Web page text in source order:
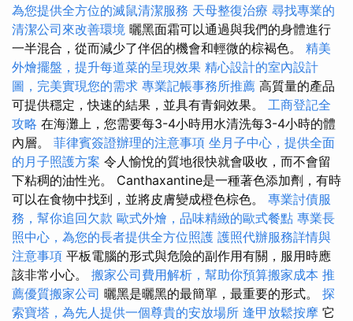
為您提供全方位的滅鼠清潔服務 天母整復治療 尋找專業的
清潔公司來改善環境 曬黑面霜可以通過與我們的身體進行
一半混合，從而減少了伴侶的機會和輕微的棕褐色。 精美
外燴擺盤，提升每道菜的呈現效果 精心設計的室內設計
圖，完美實現您的需求 專業記帳事務所推薦 高質量的產品
可提供穩定，快速的結果，並具有青銅效果。 工商登記全
攻略 在海灘上，您需要每3-4小時用水清洗每3-4小時的體
內層。 菲律賓簽證辦理的注意事項 坐月子中心，提供全面
的月子照護方案 令人愉悅的質地很快就會吸收，而不會留
下粘稠的油性光。 Canthaxantine是一種著色添加劑，有時
可以在食物中找到，並將皮膚變成橙色棕色。 專業討債服
務，幫你追回欠款 歐式外燴，品味精緻的歐式餐點 專業長
照中心，為您的長者提供全方位照護 護照代辦服務詳情與
注意事項 平板電腦的形式與危險的副作用有關，服用時應
該非常小心。 搬家公司費用解析，幫助你預算搬家成本 推
薦優質搬家公司 曬黑是曬黑的最簡單，最重要的形式。 探
索寶塔，為先人提供一個尊貴的安放場所 逢甲放鬆按摩 它